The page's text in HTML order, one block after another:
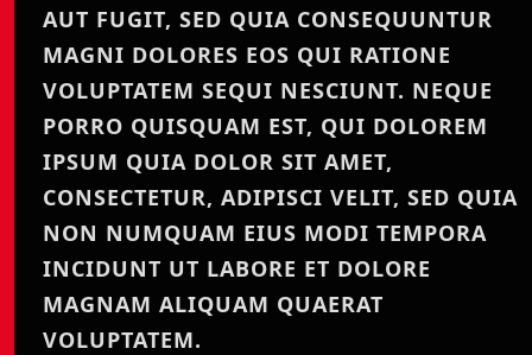
AUT FUGIT, SED QUIA CONSEQUUNTUR
MAGNI DOLORES EOS QUI RATIONE
VOLUPTATEM SEQUI NESCIUNT. NEQUE
PORRO QUISQUAM EST, QUI DOLOREM
IPSUM QUIA DOLOR SIT AMET,
CONSECTETUR, ADIPISCI VELIT, SED QUIA
NON NUMQUAM EIUS MODI TEMPORA
INCIDUNT UT LABORE ET DOLORE
MAGNAM ALIQUAM QUAERAT
VOLUPTATEM.